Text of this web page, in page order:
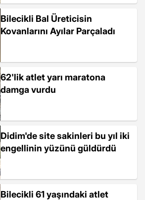
Bilecikli Bal Üreticisin
Kovanlarını Ayılar Parçaladı
62'lik atlet yarı maratona
damga vurdu
Didim'de site sakinleri bu yıl iki
engellinin yüzünü güldürdü
Bilecikli 61 yaşındaki atlet